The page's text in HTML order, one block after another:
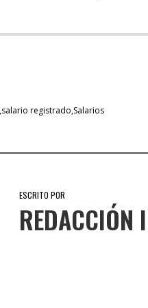
salario registrado Salarios
ESCRITO POR
REDACCIÓN